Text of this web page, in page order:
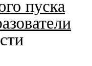
пуска